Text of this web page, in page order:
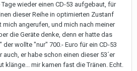
wieder einen CD-53 aufgebaut, für
dieser Reihe in optimierten Zustanf
mich angerufen, und mich nach meiner
die Geräte denke, denn er hatte das
wollte "nur" 700.- Euro für ein CD-53
auch, er habe schon einen dieser 53´er
klänge... mir kamen fast die Tränen. Echt.